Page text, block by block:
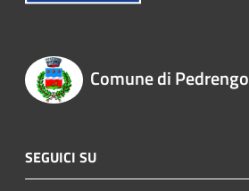
Comune di Pedrengo
SEGUICI SU